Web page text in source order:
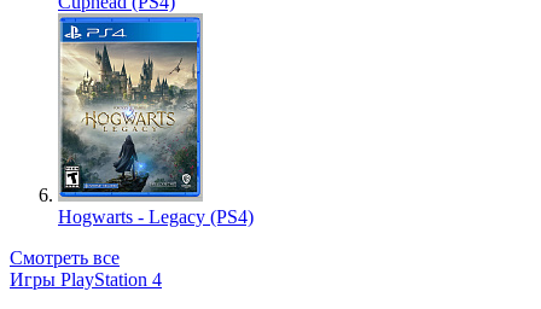
Hogwarts - Legacy (PS4)
Смотреть все
Игры PlayStation 4